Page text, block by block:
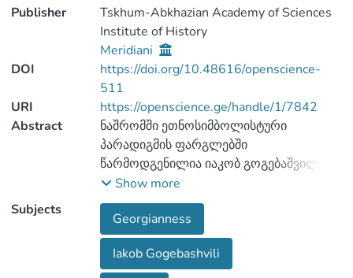
Publisher
Tskhum-Abkhazian Academy of Sciences
Institute of History
Meridiani
DOI
https://doi.org/10.48616/openscience-
511
URI
https://openscience.ge/handle/1/7842
Abstract
ნაშრომში ეთნოსიმბოლისტური
პარადიგმის ფარგლებში
წარმოდგენილია იაკობ გოგებაშვილის
პუბლიცისტური წერილების
რეპრეზენტაცია. ნაჩვენებია თუ როგორ
აქცია ი. გოგებაშვილმა ბეჭდური მედია
იდეოლოგიური ბრძოლის იარაღად
ეროვნული სულისკვეთების
Show more
Subjects
Georgianness
Iakob Gogebashvili